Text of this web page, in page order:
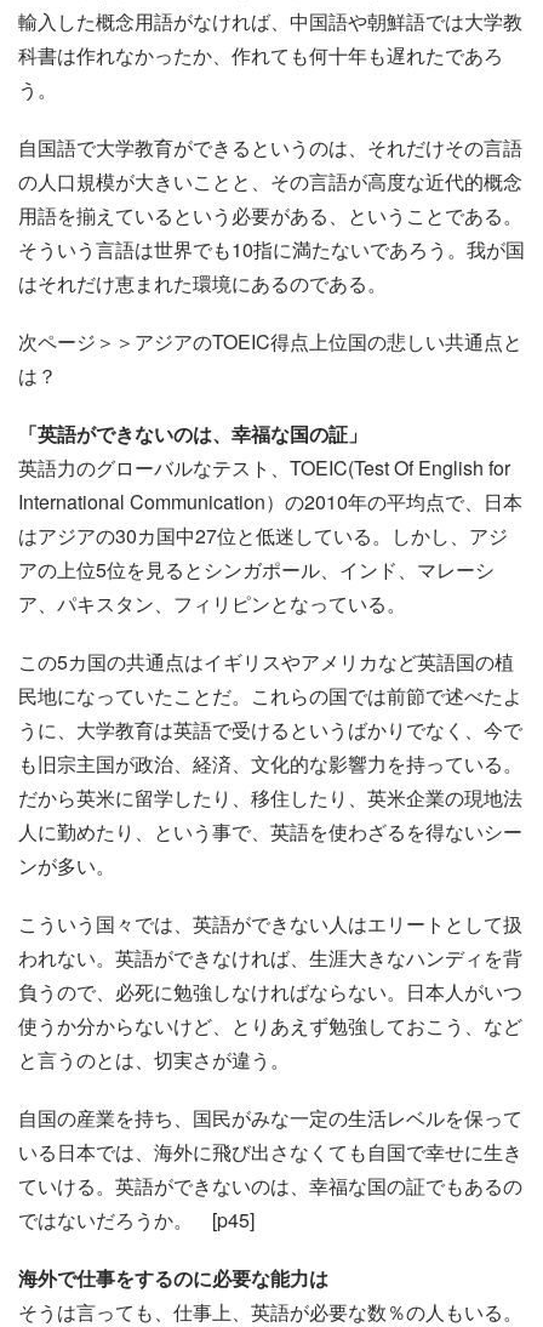
輸入した概念用語がなければ、中国語や朝鮮語では大学教
科書は作れなかったか、作れても何十年も遅れたであろ
う。
自国語で大学教育ができるというのは、それだけその言語
の人口規模が大きいことと、その言語が高度な近代的概念
用語を揃えているという必要がある、ということである。
そういう言語は世界でも10指に満たないであろう。我が国
はそれだけ恵まれた環境にあるのである。
次ページ＞＞アジアのTOEIC得点上位国の悲しい共通点と
は？
「英語ができないのは、幸福な国の証」
英語力のグローバルなテスト、TOEIC(Test Of English for
International Communication）の2010年の平均点で、日本
はアジアの30カ国中27位と低迷している。しかし、アジ
アの上位5位を見るとシンガポール、インド、マレーシ
ア、パキスタン、フィリピンとなっている。
この5カ国の共通点はイギリスやアメリカなど英語国の植
民地になっていたことだ。これらの国では前節で述べたよ
うに、大学教育は英語で受けるというばかりでなく、今で
も旧宗主国が政治、経済、文化的な影響力を持っている。
だから英米に留学したり、移住したり、英米企業の現地法
人に勤めたり、という事で、英語を使わざるを得ないシー
ンが多い。
こういう国々では、英語ができない人はエリートとして扱
われない。英語ができなければ、生涯大きなハンディを背
負うので、必死に勉強しなければならない。日本人がいつ
使うか分からないけど、とりあえず勉強しておこう、など
と言うのとは、切実さが違う。
自国の産業を持ち、国民がみな一定の生活レベルを保って
いる日本では、海外に飛び出さなくても自国で幸せに生き
ていける。英語ができないのは、幸福な国の証でもあるの
ではないだろうか。 [p45]
海外で仕事をするのに必要な能力は
そうは言っても、仕事上、英語が必要な数％の人もいる。